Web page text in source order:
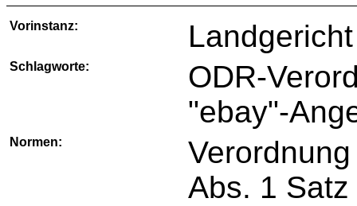
Vorinstanz:
Schlagworte:
ODR-
"ebay"-
Normen:
Abs. 1 Satz